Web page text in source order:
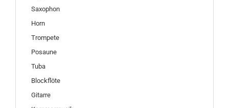
Saxophon
Horn
Trompete
Posaune
Tuba
Blockflöte
Gitarre